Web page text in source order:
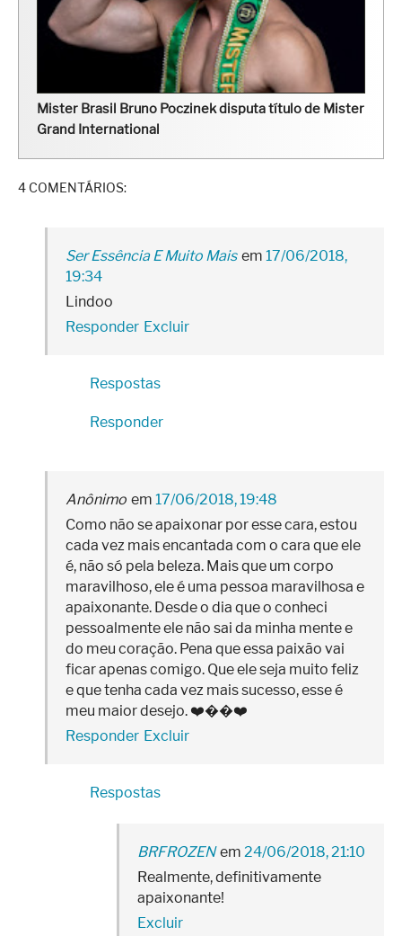
Mister Brasil Bruno Poczinek disputa título de Mister
Grand International
4 COMENTÁRIOS:
Ser Essência E Muito Mais
17/06/2018,
19:34
Lindoo
Responder Excluir
Respostas
Responder
Anônimo
17/06/2018, 19:48
Como não se apaixonar por esse cara, estou
cada vez mais encantada com o cara que ele
é, não só pela beleza. Mais que um corpo
maravilhoso, ele é uma pessoa maravilhosa e
apaixonante. Desde o dia que o conheci
pessoalmente ele não sai da minha mente e
do meu coração. Pena que essa paixão vai
ficar apenas comigo. Que ele seja muito feliz
e que tenha cada vez mais sucesso, esse é
meu maior desejo. ❤️��❤️
Responder Excluir
Respostas
BRFROZEN
24/06/2018, 21:10
Realmente, definitivamente
apaixonante!
Excluir